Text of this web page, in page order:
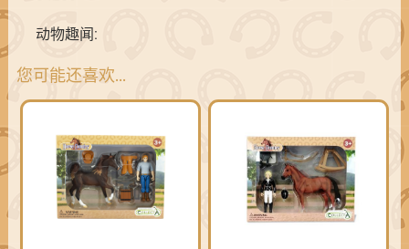
动物趣闻:
您可能还喜欢…